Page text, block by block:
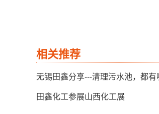
相关推荐
无锡田鑫分享---清理污水池，都有
田鑫化工参展山西化工展